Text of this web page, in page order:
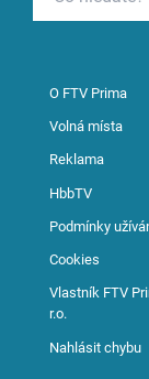
O FTV Prima
Volná místa
Reklama
HbbTV
Podmínky
Cookies
Vlastník FTV
r.o.
Nahlásit chybu